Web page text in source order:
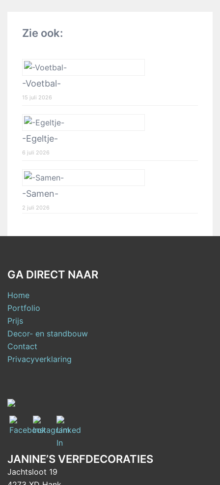
Zie ook:
-Voetbal-
15 juli 2026
-Egeltje-
6 juli 2026
-Samen-
2 juli 2026
GA DIRECT NAAR
Home
Portfolio
Prijs
Decor- en standbouw
Contact
Privacyverklaring
JANINE’S VERFDECORATIES
Jachtsloot 19